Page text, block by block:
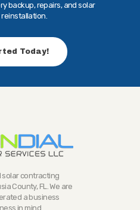
backup, repairs, and solar
reinstallation.
Today!
solar contracting
County, FL. We are
a business
in mind.